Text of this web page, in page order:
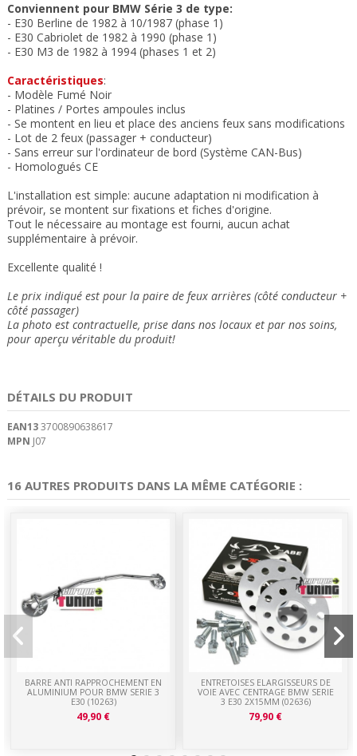
Conviennent pour BMW Série 3 de type:
- E30 Berline de 1982 à 10/1987 (phase 1)
- E30 Cabriolet de 1982 à 1990 (phase 1)
- E30 M3 de 1982 à 1994 (phases 1 et 2)
Caractéristiques:
- Modèle Fumé Noir
- Platines / Portes ampoules inclus
- Se montent en lieu et place des anciens feux sans modifications
- Lot de 2 feux (passager + conducteur)
- Sans erreur sur l'ordinateur de bord (Système CAN-Bus)
- Homologués CE
L'installation est simple: aucune adaptation ni modification à
prévoir, se montent sur fixations et fiches d'origine.
Tout le nécessaire au montage est fourni, aucun achat
supplémentaire à prévoir.
Excellente qualité !
Le prix indiqué est pour la paire de feux arrières (côté conducteur +
côté passager)
La photo est contractuelle, prise dans nos locaux et par nos soins,
pour aperçu véritable du produit!
DÉTAILS DU PRODUIT
EAN133700890638617
MPN J07
16 AUTRES PRODUITS DANS LA MÊME CATÉGORIE :
BARRE ANTI RAPPROCHEMENT EN
ALUMINIUM POUR BMW SERIE 3
E30 (10263)
49,90 €
ENTRETOISES ELARGISSEURS DE
VOIE AVEC CENTRAGE BMW SERIE
3 E30 2X15MM (02636)
79,90 €